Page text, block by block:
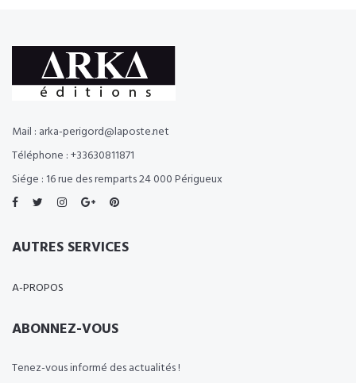
Mail : arka-perigord@laposte.net
Téléphone : +33630811871
Siége : 16 rue des remparts 24 000 Périgueux
AUTRES SERVICES
A-PROPOS
ABONNEZ-VOUS
Tenez-vous informé des actualités !